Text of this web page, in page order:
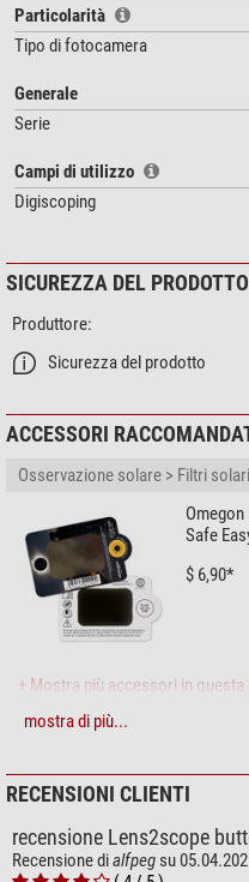
ad esempio anche per il modello
compreso tra
Particolarità
Tipo di fotocamera
Generale
Serie
Campi di utilizzo
Digiscoping
SICUREZZA DEL PRODOTTO
Produttore:
Sicurezza del prodotto
ACCESSORI
Osservazione solare > Filtri
Safe
$ 6,90*
+ Mostra più accessori in questa
Cura & Pulizia > Liquidi e kit per
$ 1,90*
mostra di più...
RECENSIONI CLIENTI
recensione Lens2scope
Recensione dialfpeg su